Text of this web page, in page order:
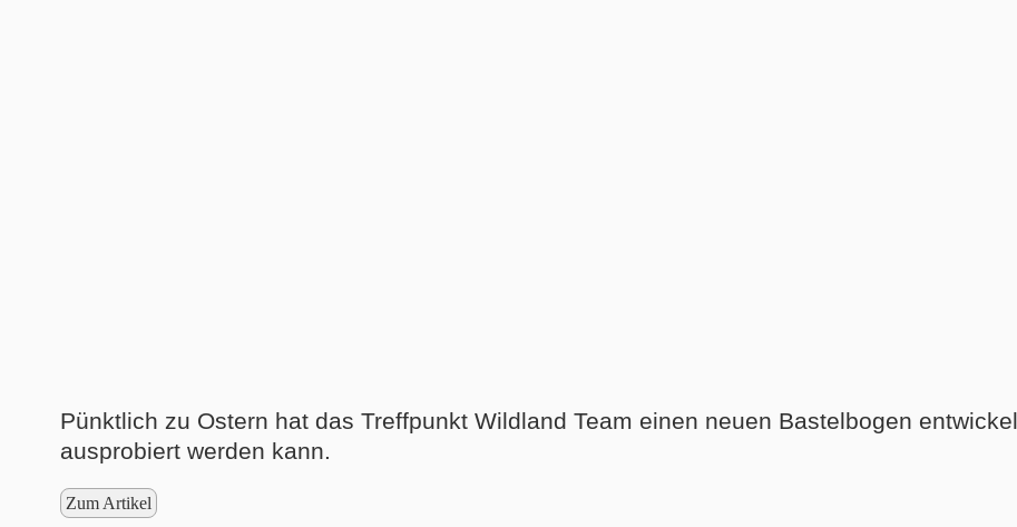
Pünktlich zu Ostern hat das Treffpunkt Wildland Team einen neuen Bastelbogen
ausprobiert werden kann.
Zum Artikel